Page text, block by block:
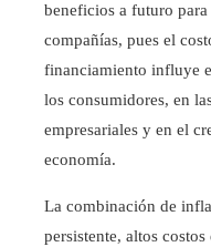
beneficios a futuro para
compañías, pues el
financiamiento influye
los consumidores, en
empresariales y en el
economía.
La combinación de
persistente, altos